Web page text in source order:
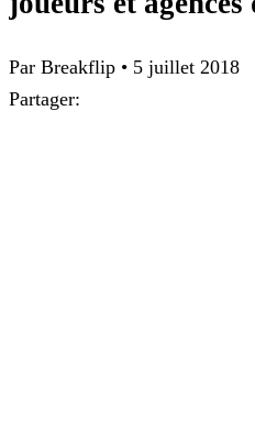
Par Breakflip • 5 juillet 2018
Partager: